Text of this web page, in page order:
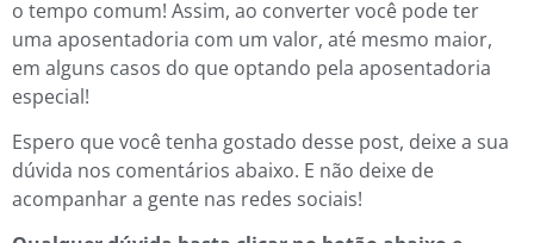
o tempo comum! Assim, ao converter você pode ter
uma aposentadoria com um valor, até mesmo maior,
em alguns casos do que optando pela aposentadoria
especial!
Espero que você tenha gostado desse post, deixe a sua
dúvida nos comentários abaixo. E não deixe de
acompanhar a gente nas redes sociais!